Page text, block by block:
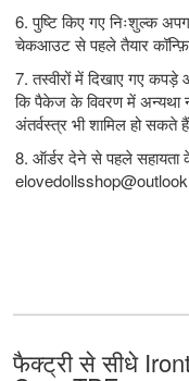
6. पुष्टि किए गए निःशुल्क
चेकआउट से पहले तैयार
7. तस्वीरों में दिखाए गए
कि पैकेज के विवरण में अन्यथा
अंतर्वस्त्र भी शामिल हो सकते
8. ऑर्डर देने से पहले सहायता
फैक्ट्री से सीधे